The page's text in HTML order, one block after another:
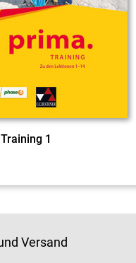
1
Versand